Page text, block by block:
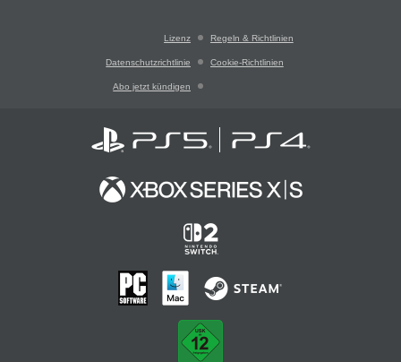
Lizenz Regeln & Richtlinien
Datenschutzrichtlinie Cookie-Richtlinien
Abo jetzt kündigen